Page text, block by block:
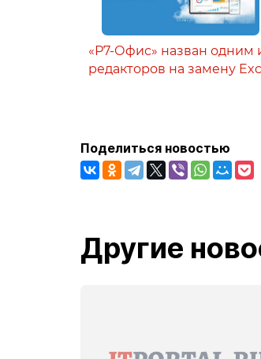
«Р7-Офис» назван одним
редакторов на замену
Поделиться новостью
Другие